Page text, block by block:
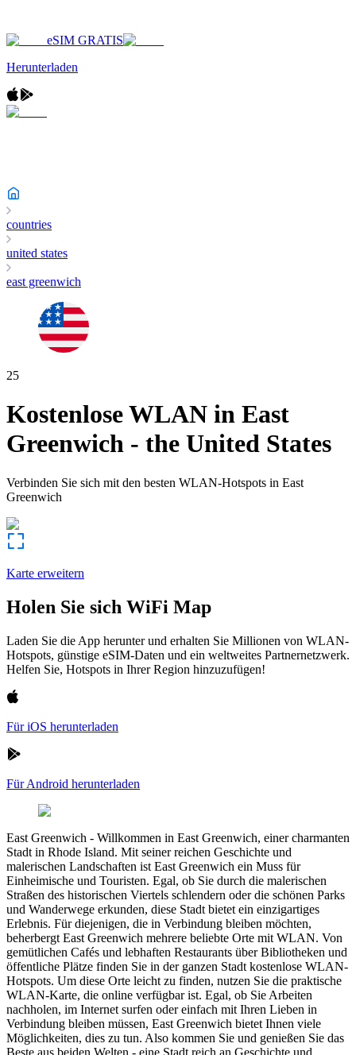
eSIM GRATIS
Herunterladen
countries
united states
east greenwich
25
Kostenlose WLAN in East
Greenwich - the United States
Verbinden Sie sich mit den besten WLAN-Hotspots in East
Greenwich
Karte erweitern
Holen Sie sich WiFi Map
Laden Sie die App herunter und erhalten Sie Millionen von WLAN-
Hotspots, günstige eSIM-Daten und ein weltweites Partnernetzwerk.
Helfen Sie, Hotspots in Ihrer Region hinzuzufügen!
Für iOS herunterladen
Für Android herunterladen
East Greenwich - Willkommen in East Greenwich, einer charmanten
Stadt in Rhode Island. Mit seiner reichen Geschichte und
malerischen Landschaften ist East Greenwich ein Muss für
Einheimische und Touristen. Egal, ob Sie durch die malerischen
Straßen des historischen Viertels schlendern oder die schönen Parks
und Wanderwege erkunden, diese Stadt bietet ein einzigartiges
Erlebnis. Für diejenigen, die in Verbindung bleiben möchten,
beherbergt East Greenwich mehrere beliebte Orte mit WLAN. Von
gemütlichen Cafés und lebhaften Restaurants über Bibliotheken und
öffentliche Plätze finden Sie in der ganzen Stadt kostenlose WLAN-
Hotspots. Um diese Orte leicht zu finden, nutzen Sie die praktische
WLAN-Karte, die online verfügbar ist. Egal, ob Sie Arbeiten
nachholen, im Internet surfen oder einfach mit Ihren Lieben in
Verbindung bleiben müssen, East Greenwich bietet Ihnen viele
Möglichkeiten, dies zu tun. Also kommen Sie und genießen Sie das
Beste aus beiden Welten - eine Stadt reich an Geschichte und